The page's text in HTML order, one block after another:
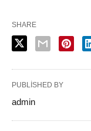
SHARE
PUBLISHED BY
admin